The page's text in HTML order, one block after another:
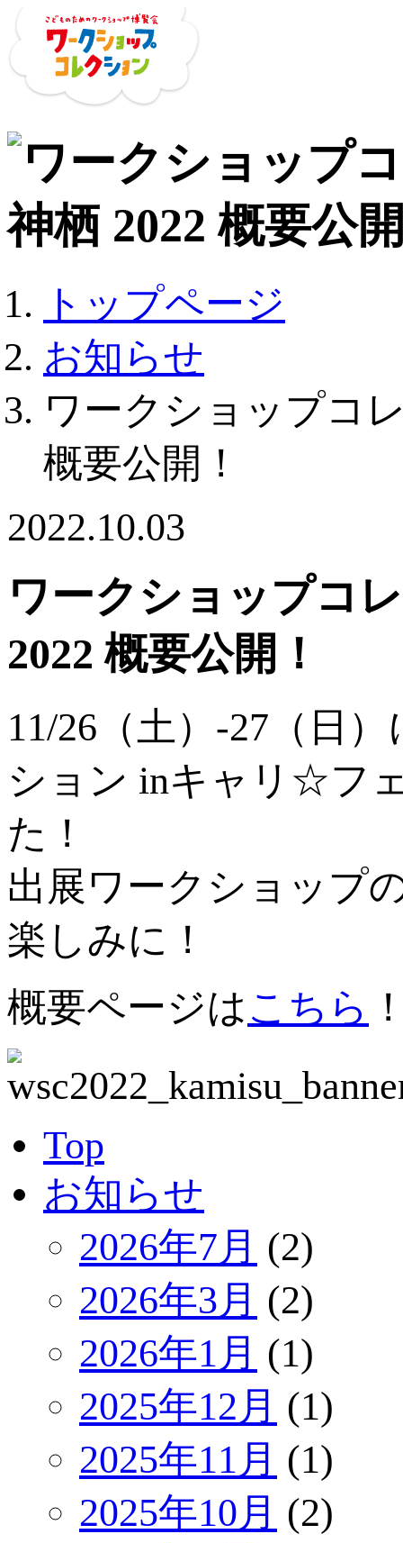
トップページ
お知らせ
ワークショップコ
概要公開！
2022.10.03
ワークショップコ
2022 概要公開！
11/26（土）-27（日
ション inキャリ☆フ
た！
出展ワークショップ
楽しみに！
概要ページは こちら
Top
お知らせ
2026年7月 (2)
2026年3月 (2)
2026年1月 (1)
2025年12月 (1)
2025年11月 (1)
2025年10月 (2)